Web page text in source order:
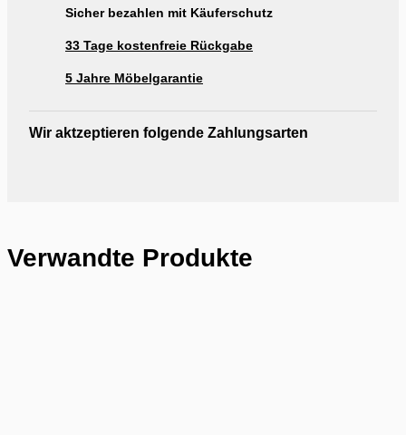
Sicher bezahlen mit Käuferschutz
33 Tage kostenfreie Rückgabe
5 Jahre Möbelgarantie
Wir aktzeptieren folgende Zahlungsarten
Verwandte Produkte